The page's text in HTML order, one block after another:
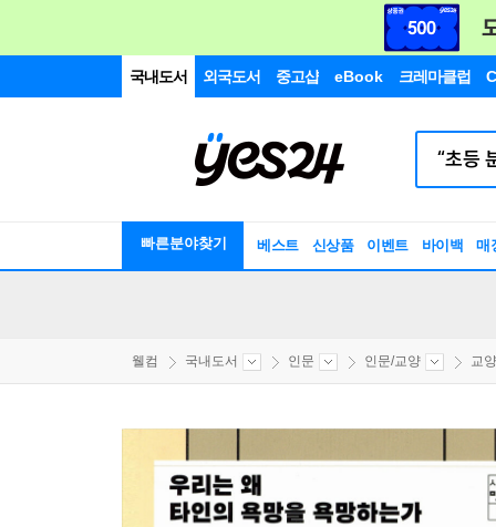
국내도서 외국도서 중고샵 eBook 크레마클럽
빠른분야찾기 베스트 신상품 이벤트 바이백 매
웰컴 국내도서 인문 인문/교양 교